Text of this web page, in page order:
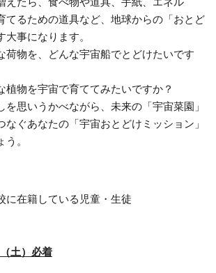
てるための道具など、地球からの「おとど
事になります。
荷物を、どんな宇宙船でとどけたいです
植物を宇宙で育ててみたいですか？
を思いうかべながら、未来の「宇宙菜園」
なぐあなたの「宇宙おとどけミッション」
。
に在籍している児童・生徒
土）必着